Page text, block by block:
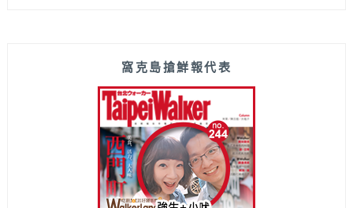
窩克島搶鮮報代表